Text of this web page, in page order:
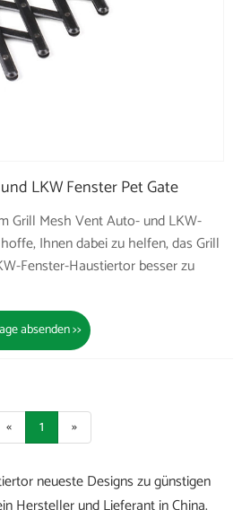
LKW Fenster Pet Gate
Grill Mesh Vent Auto- und LKW-
Ihnen dabei zu helfen, das Grill
Fenster-Haustiertor besser zu
absenden >>
« 1 »
neueste Designs zu günstigen